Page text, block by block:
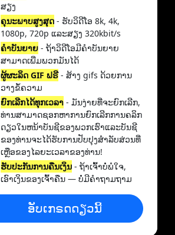
ສຽງ
ຄຸນະພາບສູງສຸດ - ຮັບວິດີໂອ 8k, 4k,
1080p, 720p ແລະສຽງ 320kbit/s
ຄຳບັນຍາຍ - ຖ້າວິດີໂອມີຄໍາບັນຍາຍ
ສາມາດເພີ່ມພວກມັນໄດ້
ຜູ້ຜະລິດ GIF ຟຣີ- ສ້າງ gifs ດ້ວຍການ
ວາງຂໍ້ຄວາມ
ຍົກເລີກໄດ້ທຸກເວລາ - ມັນງ່າຍທີ່ຈະຍົກເລີກ,
ທ່ານສາມາດຊອກຫາການຍົກເລີກການຄລິກ
ດຽວໃນຫນ້າບັນຊີຂອງພວກເຮົາແລະບັນຊີ
ຂອງທ່ານຈະໄດ້ຮັບການປັບປຸງສໍາລັບສ່ວນທີ່
ເຫຼືອຂອງໄລຍະເວລາຂອງທ່ານ!
ຮັບປະກັນການຄືນເງິນ - ຖ້າເຈົ້າບໍ່ພໍໃຈ,
ເອົາເງິນຂອງເຈົ້າຄືນ — ບໍ່ມີຄຳຖາມຖາມ
ອັບເກຣດດຽວນີ້